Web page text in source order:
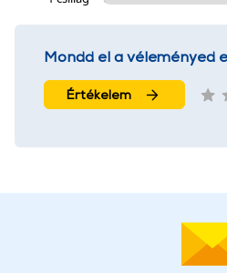
Mondd el a véleményed
Értékelem